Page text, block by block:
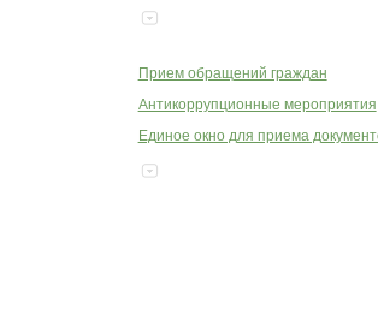
Прием обращений граждан
Антикоррупционные мероприятия
Единое окно для приема